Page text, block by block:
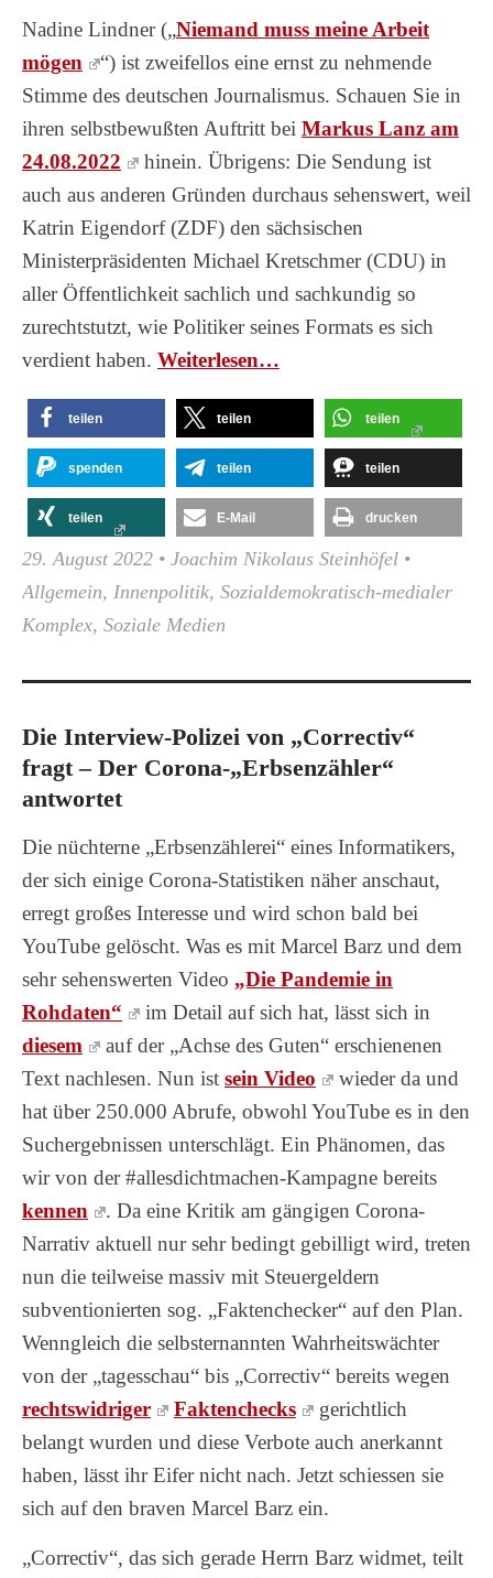
Nadine Lindner („Niemand muss meine Arbeit
mögen
“) ist zweifellos eine ernst zu nehmende
Stimme des deutschen Journalismus. Schauen Sie in
ihren selbstbewußten Auftritt bei Markus Lanz am
24.08.2022
hinein. Übrigens: Die Sendung ist
auch aus anderen Gründen durchaus sehenswert, weil
Katrin Eigendorf (ZDF) den sächsischen
Ministerpräsidenten Michael Kretschmer (CDU) in
aller Öffentlichkeit sachlich und sachkundig so
zurechtstutzt, wie Politiker seines Formats es sich
verdient haben. Wei­ter­le­sen…
teilen teilen teilen
spenden teilen teilen
teilen E-Mail drucken
29. August 2022 • Joachim Nikolaus Steinhöfel •
Allgemein, Innenpolitik, Sozialdemokratisch-medialer
Komplex, Soziale Medien
Die Interview-Polizei von „Correctiv“
fragt – Der Corona-„Erbsenzähler“
antwortet
Die nüchterne „Erbsenzählerei“ eines Informatikers,
der sich einige Corona-Statistiken näher anschaut,
erregt großes Interesse und wird schon bald bei
YouTube gelöscht. Was es mit Marcel Barz und dem
sehr sehenswerten Video „Die Pandemie in
Rohdaten“
im Detail auf sich hat, lässt sich in
diesem
auf der „Achse des Guten“ erschienenen
Text nachlesen. Nun ist sein Video
wieder da und
hat über 250.000 Abrufe, obwohl YouTube es in den
Suchergebnissen unterschlägt. Ein Phänomen, das
wir von der #allesdichtmachen-Kampagne bereits
kennen
. Da eine Kritik am gängigen Corona-
Narrativ aktuell nur sehr bedingt gebilligt wird, treten
nun die teilweise massiv mit Steuergeldern
subventionierten sog. „Faktenchecker“ auf den Plan.
Wenngleich die selbsternannten Wahrheitswächter
von der „tagesschau“ bis „Correctiv“ bereits wegen
rechtswidriger
Faktenchecks
gerichtlich
belangt wurden und diese Verbote auch anerkannt
haben, lässt ihr Eifer nicht nach. Jetzt schiessen sie
sich auf den braven Marcel Barz ein.
„Correctiv“, das sich gerade Herrn Barz widmet, teilt